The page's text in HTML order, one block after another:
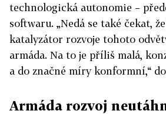
technologická autonomie –
softwaru. „Nedá se také čekat,
katalyzátor rozvoje tohoto
armáda. Na to je příliš malá,
a do značné míry konformní,“
Armáda rozvoj